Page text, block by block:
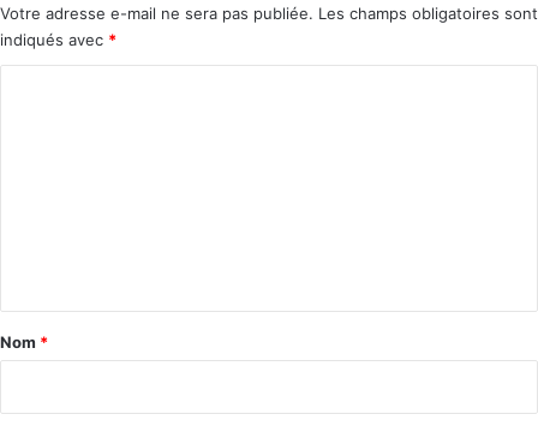
Votre adresse e-mail ne sera pas publiée. Les champs obligatoires sont
indiqués avec *
a
Nom *